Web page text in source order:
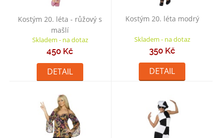
Kostým 20. léta - růžový s
mašlí
Skladem - na dotaz
450 Kč
DETAIL
Kostým 20. léta modrý
Skladem - na dotaz
350 Kč
DETAIL